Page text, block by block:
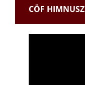
CÖF HIMNUSZ